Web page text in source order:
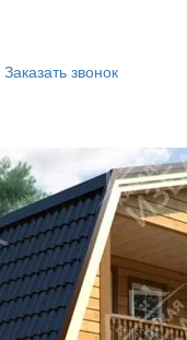
Заказать звонок